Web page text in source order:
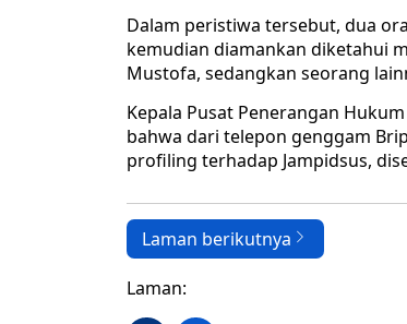
Dalam peristiwa tersebut, dua
kemudian diamankan diketahui
Mustofa, sedangkan seorang
Kepala Pusat Penerangan
bahwa dari telepon genggam
profiling terhadap Jampidsus,
Laman berikutnya
Laman: